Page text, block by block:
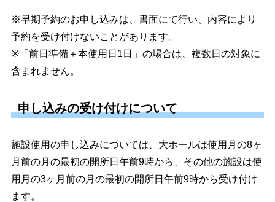
※早期予約のお申し込みは、書面にて行い、内容により
予約を受け付けないことがあります。
※「前日準備＋本使用日1日」の場合は、複数日の対象に
含まれません。
申し込みの受け付けについて
施設使用の申し込みについては、大ホールは使用月の8ヶ
月前の月の最初の開所日午前9時から、その他の施設は使
用月の3ヶ月前の月の最初の開所日午前9時から受け付け
ます。